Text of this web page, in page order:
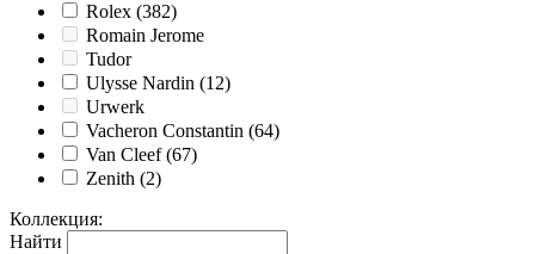
Rolex (382)
Romain Jerome
Tudor
Ulysse Nardin (12)
Urwerk
Vacheron Constantin (64)
Van Cleef (67)
Zenith (2)
Коллекция:
Найти